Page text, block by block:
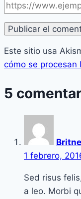
Este sitio usa
cómo se
5
1 febrero,
Sed risus
a leo. Morbi